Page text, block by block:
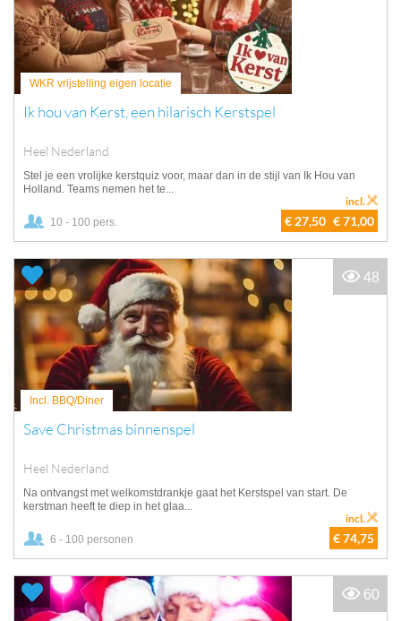
WKR vrijstelling eigen locatie
Ik hou van Kerst, een hilarisch Kerstspel
Heel Nederland
Stel je een vrolijke kerstquiz voor, maar dan in de stijl van Ik Hou van
Holland. Teams nemen het te...
10 - 100 pers. € 27,50 € 71,00
incl.
Incl. BBQ/Diner
Save Christmas binnenspel
Heel Nederland
Na ontvangst met welkomstdrankje gaat het Kerstspel van start. De
kerstman heeft te diep in het glaa...
6 - 100 personen € 74,75
incl.
48
60